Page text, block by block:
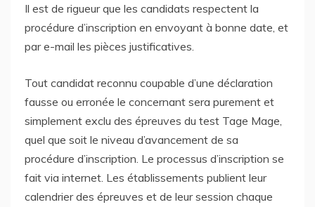
Il est de rigueur que les candidats respectent la
procédure d’inscription en envoyant à bonne date, et
par e-mail les pièces justificatives.
Tout candidat reconnu coupable d’une déclaration
fausse ou erronée le concernant sera purement et
simplement exclu des épreuves du test Tage Mage,
quel que soit le niveau d’avancement de sa
procédure d’inscription. Le processus d’inscription se
fait via internet. Les établissements publient leur
calendrier des épreuves et de leur session chaque